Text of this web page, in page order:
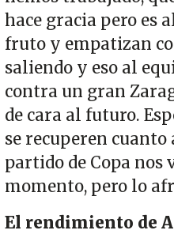
hace gracia pero es
fruto y empatizan
saliendo y eso al
contra un gran
de cara al futuro.
se recuperen cuanto
partido de Copa nos
momento, pero lo
El rendimiento de